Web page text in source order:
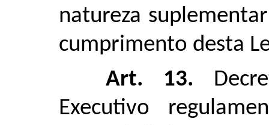
natureza
cumprimento desta
Art. 13.
Executivo